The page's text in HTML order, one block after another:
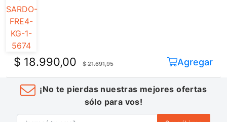
$ 18.990,00 $ 21.691,95 Agregar
¡No te pierdas nuestras mejores ofertas
sólo para vos!